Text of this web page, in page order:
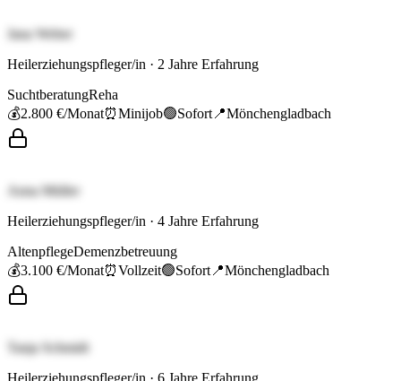
Jana Weber
Heilerziehungspfleger/in · 2 Jahre Erfahrung
SuchtberatungReha
💰2.800 €/Monat⏰Minijob🟢Sofort 📍Mönchengladbach
Anna Müller
Heilerziehungspfleger/in · 4 Jahre Erfahrung
AltenpflegeDemenzbetreuung
💰3.100 €/Monat⏰Vollzeit🟢Sofort 📍Mönchengladbach
Tanja Schmidt